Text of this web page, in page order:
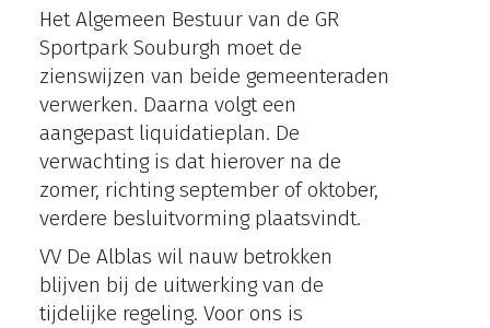
Het Algemeen Bestuur van de GR
Sportpark Souburgh moet de
zienswijzen van beide gemeenteraden
verwerken. Daarna volgt een
aangepast liquidatieplan. De
verwachting is dat hierover na de
zomer, richting september of oktober,
verdere besluitvorming plaatsvindt.
VV De Alblas wil nauw betrokken
blijven bij de uitwerking van de
tijdelijke regeling. Voor ons is